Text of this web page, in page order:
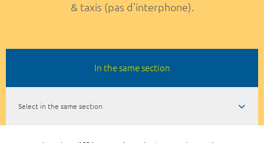
& taxis (pas d'interphone).
In the same section
Select in the same section